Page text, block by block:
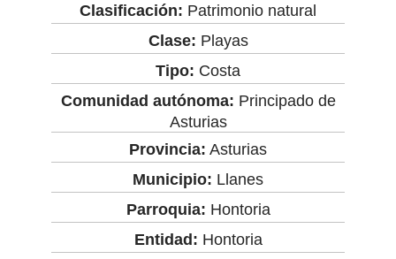
Clasificación: Patrimonio natural
Clase: Playas
Tipo: Costa
Comunidad autónoma: Principado de
Asturias
Provincia: Asturias
Municipio: Llanes
Parroquia: Hontoria
Entidad: Hontoria